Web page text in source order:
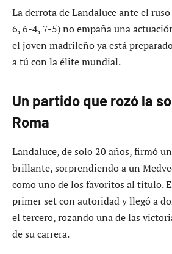
La derrota de Landaluce ante el
6, 6-4, 7-5) no empaña una
el joven madrileño ya está
a tú con la élite mundial.
Un partido que rozó la
Roma
Landaluce, de solo 20 años, firmó
brillante, sorprendiendo a un
como uno de los favoritos al título.
primer set con autoridad y llegó a
el tercero, rozando una de las
de su carrera.